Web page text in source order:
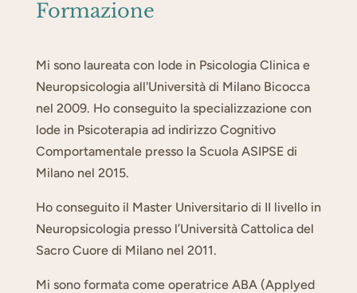
Formazione
Mi sono laureata con lode in Psicologia Clinica e
Neuropsicologia all'Università di Milano Bicocca
nel 2009. Ho conseguito la specializzazione con
lode in Psicoterapia ad indirizzo Cognitivo
Comportamentale presso la Scuola ASIPSE di
Milano nel 2015.
Ho conseguito il Master Universitario di II livello in
Neuropsicologia presso l’Università Cattolica del
Sacro Cuore di Milano nel 2011.
Mi sono formata come operatrice ABA (Applyed